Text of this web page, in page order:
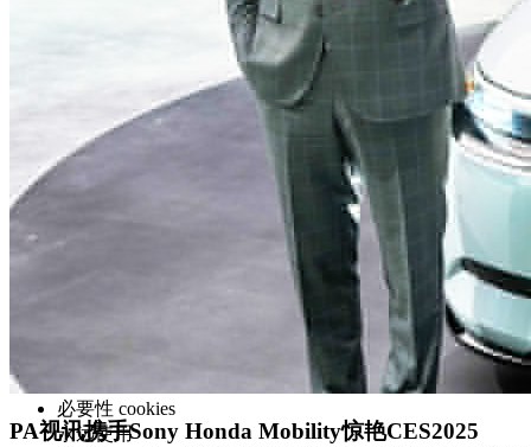
PA视讯携手Sony Honda Mobility惊艳CES2025
Cookie，用以增强
况，协助网站行销与效
全部接受
偏好设定
我们重视您的隐私
PA视讯光电和某些第三方在 www.auo.com 上使用 cookie。有关
权声明 中说明。请点击「全部接受」同意我们使用
同意选项管理
必要性 cookies
永远使用